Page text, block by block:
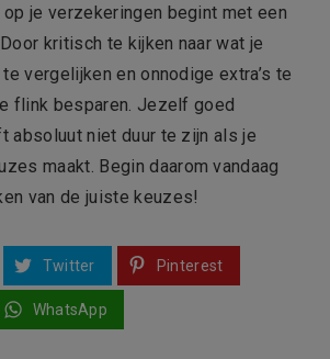
je verzekeringen begint met een
kritisch te kijken naar wat je
vergelijken en onnodige extra’s te
flink besparen. Jezelf goed
absoluut niet duur te zijn als je
maakt. Begin daarom vandaag
van de juiste keuzes!
Twitter Pinterest
WhatsApp